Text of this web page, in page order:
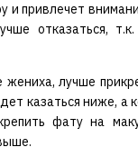
и привлечет
отказаться,
лучше
казаться ниже, а
фату на